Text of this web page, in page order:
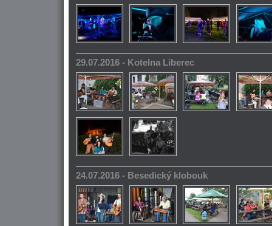
29.07.2016 - Kotelna Liberec
24.07.2016 - Besedický klobouk